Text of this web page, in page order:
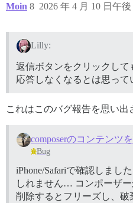
Moin 2026 年 4 月 10 日午後
8
Lilly:
返信ボタンをクリックし
応答しなくなるとは思って
これはこのバグ報告を思い出
composerのコンテンツ
Bug
iPhone/Safariで確認しまし
しれません… コンポーザ
削除するとフリーズし、破